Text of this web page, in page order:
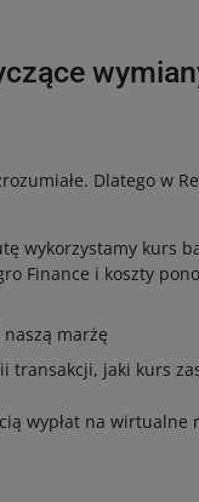
Dlatego w
wykorzystamy kurs
Finance i koszty
marżę
transakcji, jaki kurs
wypłat na wirtualne